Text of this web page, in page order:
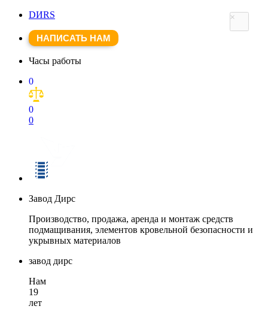
DИRS
НАПИСАТЬ НАМ
Часы работы
0
0
0
Завод Дирс
Производство, продажа, аренда и монтаж средств
подмащивания, элементов кровельной безопасности и
укрывных материалов
завод дирс
Нам
19
лет
×